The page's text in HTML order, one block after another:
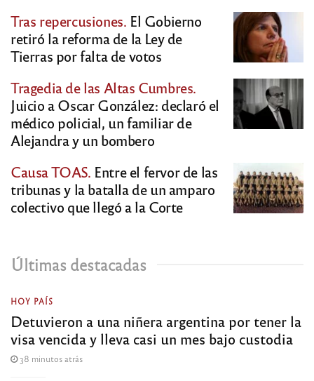
Tras repercusiones. El Gobierno
retiró la reforma de la Ley de
Tierras por falta de votos
Tragedia de las Altas Cumbres.
Juicio a Oscar González: declaró el
médico policial, un familiar de
Alejandra y un bombero
Causa TOAS. Entre el fervor de las
tribunas y la batalla de un amparo
colectivo que llegó a la Corte
Últimas destacadas
HOY PAÍS
Detuvieron a una niñera argentina por tener la
visa vencida y lleva casi un mes bajo custodia
38 minutos atrás